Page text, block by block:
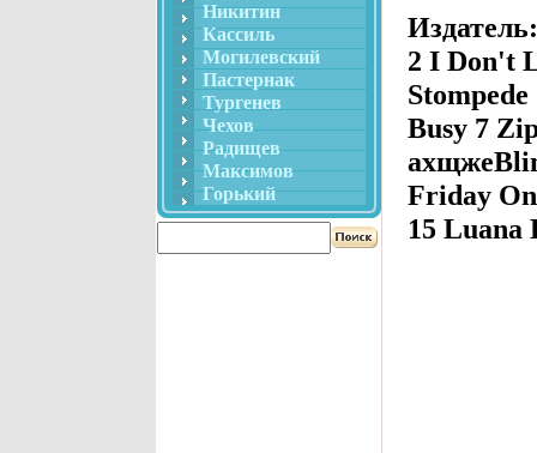
Никитин
Кассиль
Могилевский
Пастернак
Тургенев
Чехов
Радищев
Максимов
Горький
2 I Don't
Busy 7
Friday
15 Luana